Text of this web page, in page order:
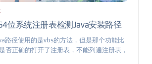
位系统注册表检测Java安装路径
路径使用的是vbs的方法，但是那个功能比
否正确的打开了注册表，不能列遍注册表，